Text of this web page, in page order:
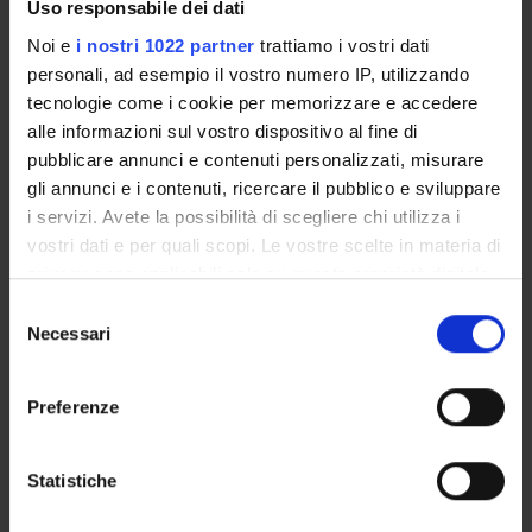
Uso responsabile dei dati
Noi e i nostri 1022 partner trattiamo i vostri dati
personali, ad esempio il vostro numero IP, utilizzando
tecnologie come i cookie per memorizzare e accedere
alle informazioni sul vostro dispositivo al fine di
pubblicare annunci e contenuti personalizzati, misurare
gli annunci e i contenuti, ricercare il pubblico e sviluppare
i servizi. Avete la possibilità di scegliere chi utilizza i
vostri dati e per quali scopi. Le vostre scelte in materia di
privacy sono applicabili solo su questa proprietà digitale
modificare o revocare il proprio consenso in qualsiasi
momento dalla Dichiarazione sui cookie o facendo clic
raccogliere informazioni sulla tua posizione
geografica, con un'approssimazione di qualche
Necessari
Preferenze
Statistiche
- La tecnica, lo sviluppo della sensibilità all'acqua
- Analisi biomeccanica dei modelli prestativi
Ambientamento acquatico di base
- Per terra, in acqua: l'adattamento degli aspetti affettivo,
fisico sensoriale e motorio
- Vedo, respiro, sono in equilibrio (in appoggio, senza appoggio)
Il galleggiamento
- Capacità di scivolamento
- Statico orizzontale e verticale
- Dinamico orizzontale e verticale
L'ingresso in acqua